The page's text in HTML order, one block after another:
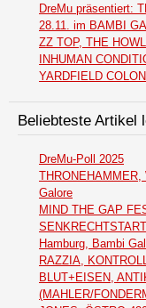
DreMu präsentiert:
28.11. im BAMBI
ZZ TOP, THE
INHUMAN
YARDFIELD
Beliebteste Artikel
DreMu-Poll 2025
THRONEHAMMER,
Galore
MIND THE GAP
Hamburg, Bambi
RAZZIA,
BLUT+EISEN,
(MAHLER/